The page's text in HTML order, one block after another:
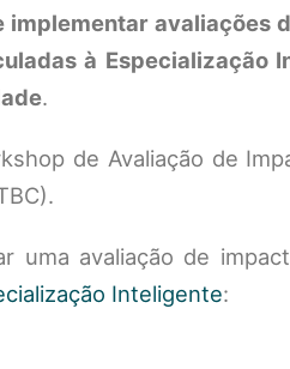
implementar avaliações
à Especialização
.
de Avaliação de
uma avaliação de
Inteligente: